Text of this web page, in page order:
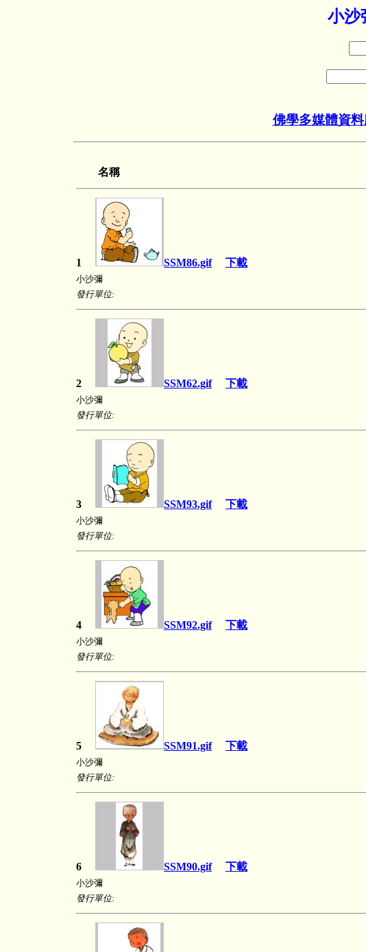
小沙
佛學多媒體資
名稱
1 SSM86.gif 下載
小沙彌
發行單位:
2 SSM62.gif 下載
小沙彌
發行單位:
3 SSM93.gif 下載
小沙彌
發行單位:
4 SSM92.gif 下載
小沙彌
發行單位:
5 SSM91.gif 下載
小沙彌
發行單位:
6 SSM90.gif 下載
小沙彌
發行單位: